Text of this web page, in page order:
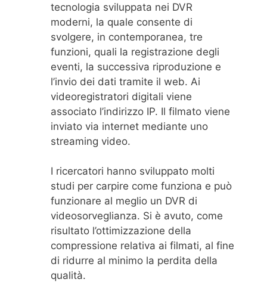
tecnologia sviluppata nei DVR
moderni, la quale consente di
svolgere, in contemporanea, tre
funzioni, quali la registrazione degli
eventi, la successiva riproduzione e
l’invio dei dati tramite il web. Ai
videoregistratori digitali viene
associato l’indirizzo IP. Il filmato viene
inviato via internet mediante uno
streaming video.
I ricercatori hanno sviluppato molti
studi per carpire come funziona e può
funzionare al meglio un DVR di
videosorveglianza. Si è avuto, come
risultato l’ottimizzazione della
compressione relativa ai filmati, al fine
di ridurre al minimo la perdita della
qualità.